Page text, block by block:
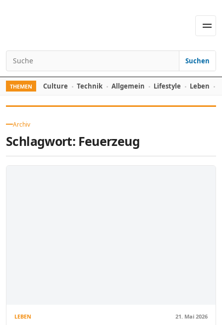
Search for:
Suchen
THEMEN Culture Technik Allgemein Lifestyle Leben
Archiv
Schlagwort: Feuerzeug
LEBEN 21. Mai 2026